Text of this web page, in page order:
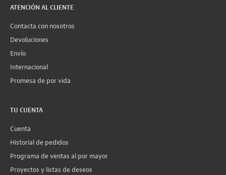
ATENCIÓN AL CLIENTE
Contacta con nosotros
Devoluciones
Envío
Internacional
Promesa de por vida
TU CUENTA
Cuenta
Historial de pedidos
Programa de ventas al por mayor
Proyectos y listas de deseos